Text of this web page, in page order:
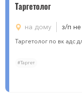
Таргетолог
на дому з/п
Таргетолог по вк адс
#Таргет